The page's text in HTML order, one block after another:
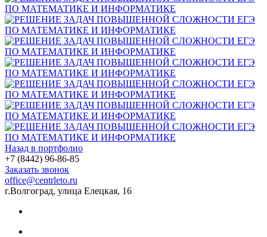
Назад в портфолио
+7 (8442) 96-86-85
Заказать звонок
office@centrleto.ru
г.Волгоград, улица Елецкая, 16